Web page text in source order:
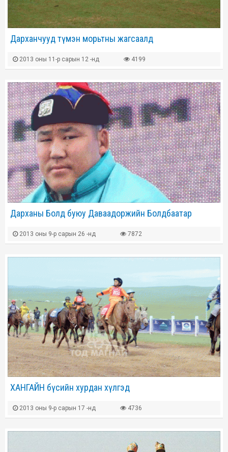
Дарханчууд түмэн морьтны жагсаалд
2013 оны 11-р сарын 12 -нд 4199
Дарханы Болд буюу Даваадоржийн Болдбаатар
2013 оны 9-р сарын 26 -нд 7872
ХАНГАЙН бүсийн хурдан хүлгэд
2013 оны 9-р сарын 17 -нд 4736